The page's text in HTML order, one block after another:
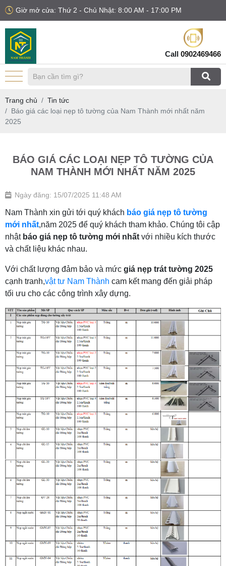
Giờ mở cửa: Thứ 2 - Chủ Nhật: 8:00 AM - 17:00 PM
Call 0902469466
Trang chủ
Tin tức
Báo giá các loại nẹp tô tường của Nam Thành mới nhất năm
2025
BÁO GIÁ CÁC LOẠI NẸP TÔ TƯỜNG CỦA
NAM THÀNH MỚI NHẤT NĂM 2025
Ngày đăng: 15/07/2025 11:48 AM
Nam Thành xin gửi tới quý khách báo giá nẹp tô tường
mới nhất,năm 2025 để quý khách tham khảo. Chúng tôi cập
nhật báo giá nẹp tô tường mới nhất với nhiều kích thước
và chất liệu khác nhau.
Với chất lượng đảm bảo và mức giá nẹp trát tường 2025
cạnh tranh,vật tư Nam Thành cam kết mang đến giải pháp
tối ưu cho các công trình xây dựng.